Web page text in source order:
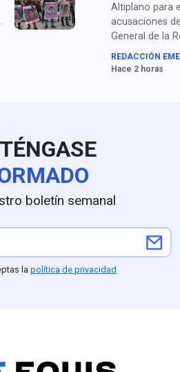
Altiplano para
acusaciones
General de la
(FGR) por el
ocultamiento
REDACCIÓN
Hace 2 horas
boletín semanal
la política de privacidad